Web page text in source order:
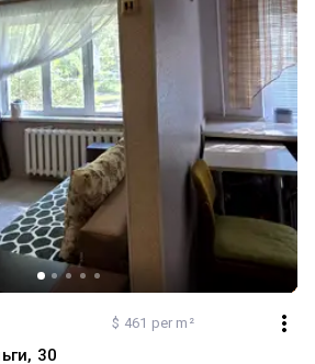
$ 461 per m²
30